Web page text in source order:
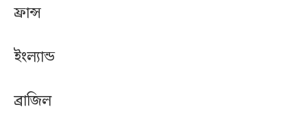
ফ্রান্স
ইংল্যান্ড
ব্রাজিল